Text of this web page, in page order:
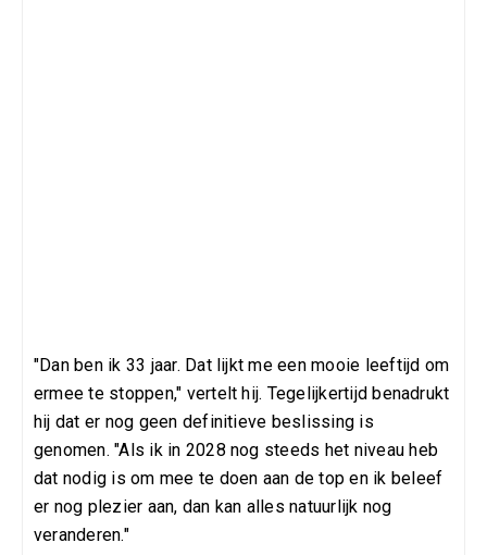
"Dan ben ik 33 jaar. Dat lijkt me een mooie leeftijd om
ermee te stoppen," vertelt hij. Tegelijkertijd benadrukt
hij dat er nog geen definitieve beslissing is
genomen. "Als ik in 2028 nog steeds het niveau heb
dat nodig is om mee te doen aan de top en ik beleef
er nog plezier aan, dan kan alles natuurlijk nog
veranderen."